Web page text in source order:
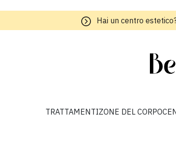
Hai un centro
TRATTAMENTIZONE DEL CORPO